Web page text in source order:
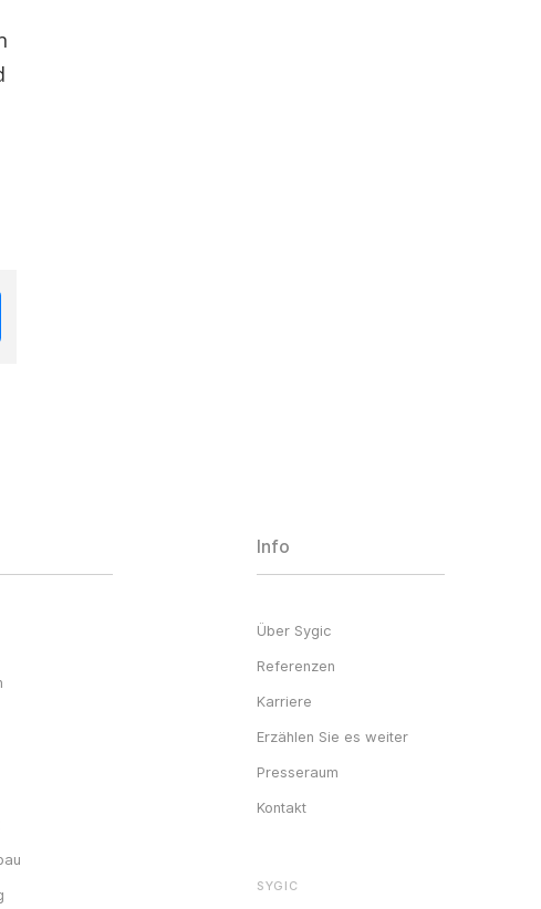
Info
Über Sygic
Referenzen
Karriere
Erzählen Sie es weiter
Presseraum
Kontakt
SYGIC